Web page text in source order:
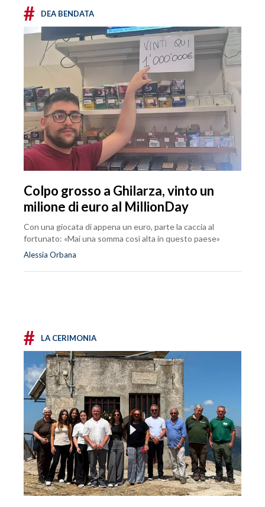
# DEA BENDATA
Colpo grosso a Ghilarza, vinto un
milione di euro al MillionDay
Con una giocata di appena un euro, parte la caccia al
fortunato: «Mai una somma così alta in questo paese»
Alessia Orbana
# LA CERIMONIA